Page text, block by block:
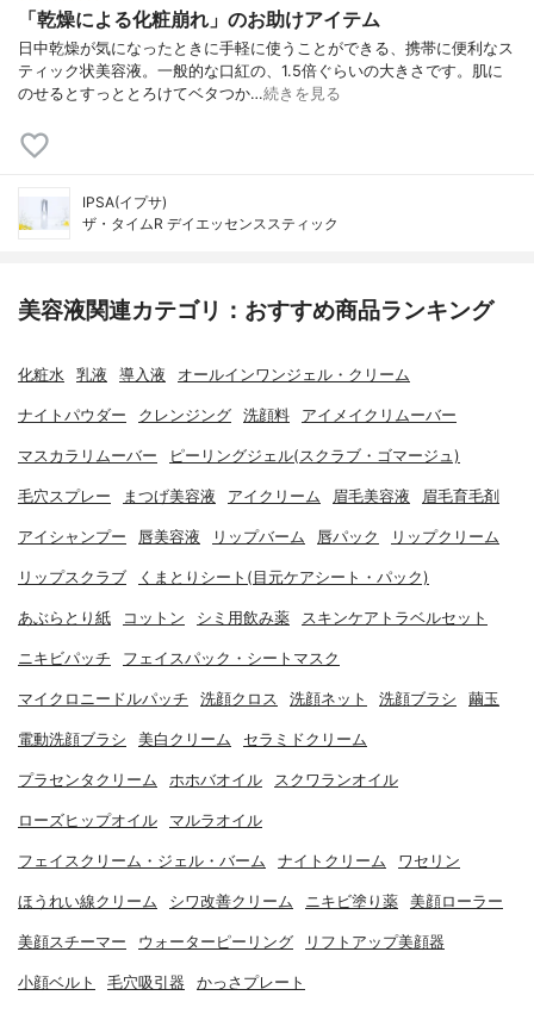
「乾燥による化粧崩れ」のお助けアイテム
日中乾燥が気になったときに手軽に使うことができる、携帯に便利なス
ティック状美容液。一般的な口紅の、1.5倍ぐらいの大きさです。肌に
のせるとすっととろけてベタつか…続きを見る
IPSA(イプサ)
ザ・タイムR デイエッセンススティック
美容液関連カテゴリ：おすすめ商品ランキング
化粧水 乳液 導入液 オールインワンジェル・クリーム
ナイトパウダー クレンジング 洗顔料 アイメイクリムーバー
マスカラリムーバー ピーリングジェル(スクラブ・ゴマージュ)
毛穴スプレー まつげ美容液 アイクリーム 眉毛美容液 眉毛育毛剤
アイシャンプー 唇美容液 リップバーム 唇パック リップクリーム
リップスクラブ くまとりシート(目元ケアシート・パック)
あぶらとり紙 コットン シミ用飲み薬 スキンケアトラベルセット
ニキビパッチ フェイスパック・シートマスク
マイクロニードルパッチ 洗顔クロス 洗顔ネット 洗顔ブラシ 繭玉
電動洗顔ブラシ 美白クリーム セラミドクリーム
プラセンタクリーム ホホバオイル スクワランオイル
ローズヒップオイル マルラオイル
フェイスクリーム・ジェル・バーム ナイトクリーム ワセリン
ほうれい線クリーム シワ改善クリーム ニキビ塗り薬 美顔ローラー
美顔スチーマー ウォーターピーリング リフトアップ美顔器
小顔ベルト 毛穴吸引器 かっさプレート